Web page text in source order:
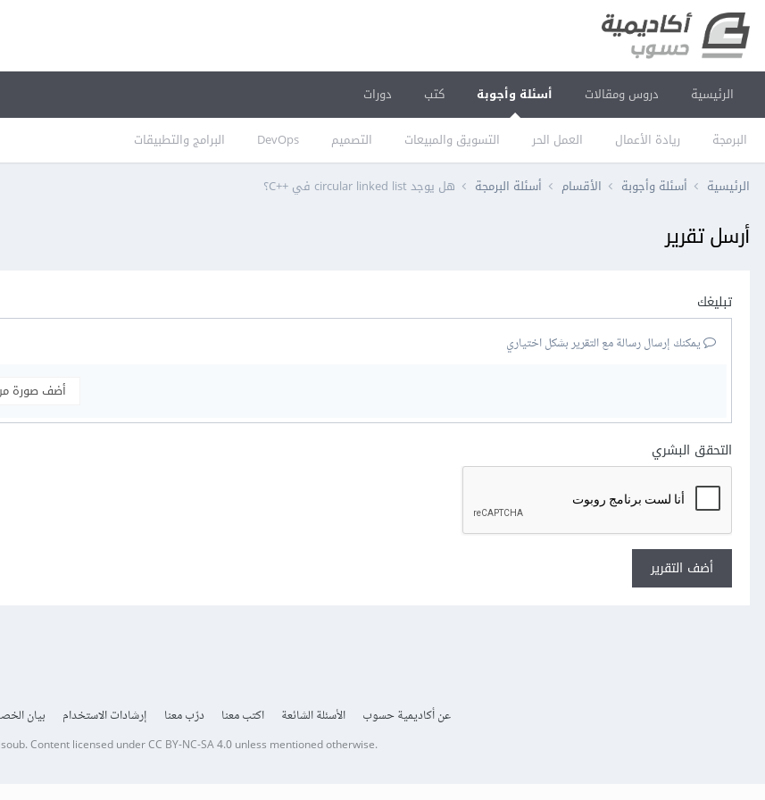
الرئيسية دروس ومقالات أسئلة وأجوبة
البرمجة ريادة الأعمال العمل الحر التسويق والمبيعات التصميم DevOps البرامج والتطبيقات
كتب دورات
الرئيسية أسئلة وأجوبة الأقسام أسئلة البرمجة هل يوجد circular linked list في ++C؟
أرسل تقرير
تبليغك
يمكنك إرسال رسالة مع التقرير بشكل اختياري
أضف صورة
التحقق البشري
أضف التقرير
عن أكاديمية حسوب الأسئلة الشائعة اكتب معنا درّب معنا إرشادات الاستخدام بيان
.Content licensed underCC BY-NC-SA 4.0unless mentioned otherwise.